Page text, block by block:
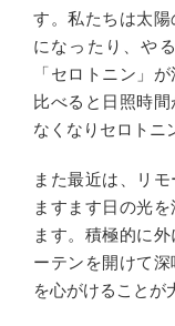
す。私たちは太
になったり、や
「セロトニン」
比べると日照時
なくなりセロトニ
また最近は、リ
ますます日の光
ます。積極的に
ーテンを開けて
を心がけることが